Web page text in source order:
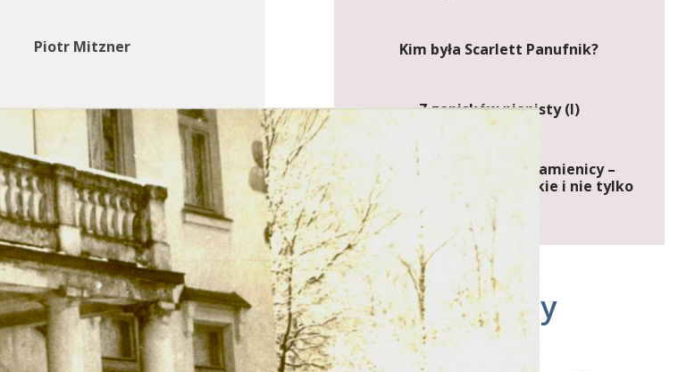
Piotr Mitzner
Kim była Scarlett Panufnik?
Z zapisków pianisty (I)
Jak odróżnić blok od kamienicy –
peregrynacje warszawskie i nie tylko
Autorzy